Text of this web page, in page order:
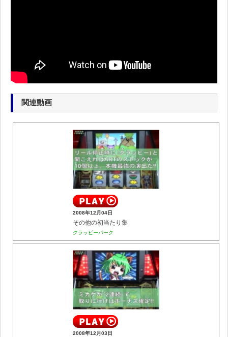
関連動画
2008年12月04日
その他の初当たり集
クラッピーパーク
2008年12月03日